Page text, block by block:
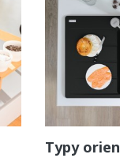
Typy